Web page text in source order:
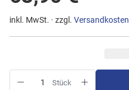
inkl. MwSt. · zzgl. Versandkosten
Stück